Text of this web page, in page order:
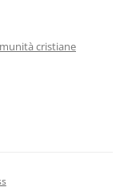
cristiane